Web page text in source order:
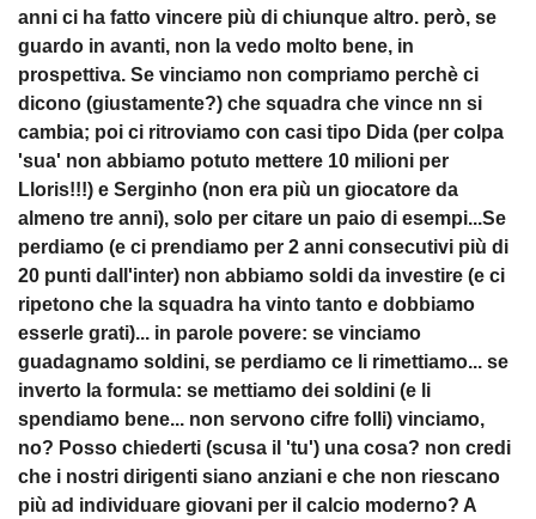
anni ci ha fatto vincere più di chiunque altro. però, se
guardo in avanti, non la vedo molto bene, in
prospettiva. Se vinciamo non compriamo perchè ci
dicono (giustamente?) che squadra che vince nn si
cambia; poi ci ritroviamo con casi tipo Dida (per colpa
'sua' non abbiamo potuto mettere 10 milioni per
Lloris!!!) e Serginho (non era più un giocatore da
almeno tre anni), solo per citare un paio di esempi...Se
perdiamo (e ci prendiamo per 2 anni consecutivi più di
20 punti dall'inter) non abbiamo soldi da investire (e ci
ripetono che la squadra ha vinto tanto e dobbiamo
esserle grati)... in parole povere: se vinciamo
guadagnamo soldini, se perdiamo ce li rimettiamo... se
inverto la formula: se mettiamo dei soldini (e li
spendiamo bene... non servono cifre folli) vinciamo,
no? Posso chiederti (scusa il 'tu') una cosa? non credi
che i nostri dirigenti siano anziani e che non riescano
più ad individuare giovani per il calcio moderno? A